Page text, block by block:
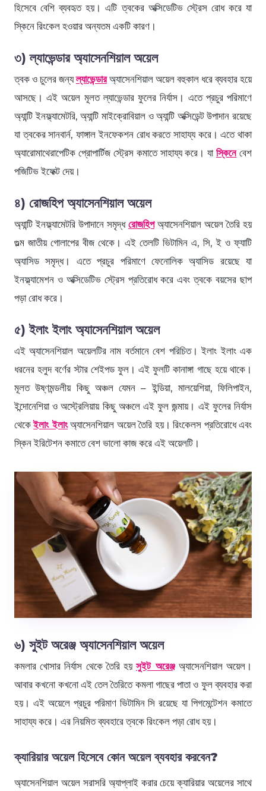
হিসেবে বেশি ব্যবহৃত হয়। এটি ত্বকের অক্সিডেটিভ স্ট্রেস রোধ করে যা
স্কিনে রিংকেল হওয়ার অন্যতম একটি কারণ।
৩) ল্যাভেন্ডার অ্যাসেনশিয়াল অয়েল
ত্বক ও চুলের জন্যল্যাভেন্ডারঅ্যাসেনশিয়াল অয়েল বহুকাল ধরে ব্যবহার হয়ে
আসছে। এই অয়েল মূলত ল্যাভেন্ডার ফুলের নির্যাস। এতে প্রচুর পরিমাণে
অ্যান্টি ইনফ্ল্যামেটরি, অ্যান্টি মাইক্রোবিয়াল ও অ্যান্টি অক্সিডেন্ট উপাদান রয়েছে
যা ত্বকের সানবার্ন, ফাঙ্গাল ইনফেকশন রোধ করতে সাহায্য করে। এতে থাকা
অ্যারোমাথেরাপেটিক প্রোপার্টিজ স্ট্রেস কমাতে সাহায্য করে। যাস্কিনেবেশ
পজিটিভ ইফেক্ট দেয়।
৪) রোজহিপ অ্যাসেনশিয়াল অয়েল
অ্যান্টি ইনফ্ল্যামেটরি উপাদানে সমৃদ্ধ রোজহিপঅ্যাসেনশিয়াল অয়েল তৈরি হয়
গুল্ম জাতীয় গোলাপের বীজ থেকে। এই তেলটি ভিটামিন এ, সি, ই ও ফ্যাটি
অ্যাসিড সমৃদ্ধ। এতে প্রচুর পরিমাণে ফেনোলিক অ্যাসিড রয়েছে যা
ইনফ্ল্যামেশন ও অক্সিডেটিভ স্ট্রেস প্রতিরোধ করে এবং ত্বকে বয়সের ছাপ
পড়া রোধ করে।
৫) ইলাং ইলাং অ্যাসেনশিয়াল অয়েল
এই অ্যাসেনশিয়াল অয়েলটির নাম বর্তমানে বেশ পরিচিত। ইলাং ইলাং এক
ধরনের হলুদ বর্ণের স্টার শেইপড ফুল। এই ফুলটি কানাঙ্গা গাছে হয়ে থাকে।
মূলত উষ্ণমন্ডলীয় কিছু অঞ্চল যেমন – ইন্ডিয়া, মালয়েশিয়া, ফিলিপাইন,
ইন্দোনেশিয়া ও অস্ট্রেলিয়ায় কিছু অঞ্চলে এই ফুল জন্মায়। এই ফুলের নির্যাস
থেকেইলাং ইলাংঅ্যাসেনশিয়াল অয়েল তৈরি হয়। রিংকেলস প্রতিরোধে এবং
স্কিন ইরিটেশন কমাতে বেশ ভালো কাজ করে এই অয়েলটি।
৬) সুইট অরেঞ্জ অ্যাসেনশিয়াল অয়েল
কমলার খোসার নির্যাস থেকে তৈরি হয়সুইট অরেঞ্জঅ্যাসেনশিয়াল অয়েল।
আবার কখনো কখনো এই তেল তৈরিতে কমলা গাছের পাতা ও ফুল ব্যবহার করা
হয়। এই অয়েলে প্রচুর পরিমাণ ভিটামিন সি রয়েছে যা পিগমেন্টেশন কমাতে
সাহায্য করে। এর নিয়মিত ব্যবহারে ত্বকে রিংকেল পড়া রোধ হয়।
ক্যারিয়ার অয়েল হিসেবে কোন অয়েল ব্যবহার করবেন?
অ্যাসেনশিয়াল অয়েল সরাসরি অ্যাপ্লাই করার চেয়ে ক্যারিয়ার অয়েলের সাথে